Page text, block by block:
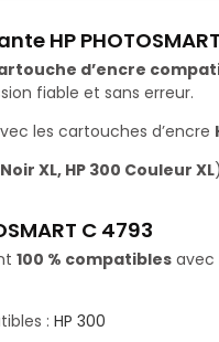
HP
d’encre
fiable et sans erreur.
les cartouches d’encre
XL, HP 300 Couleur XL
C 4793
100 % compatibles avec
: HP 300